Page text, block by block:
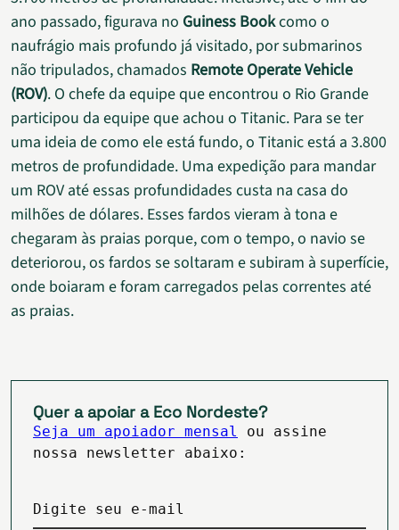
ano passado, figurava no Guiness Bookcomo o
naufrágio mais profundo já visitado, por submarinos
não tripulados, chamados Remote Operate Vehicle
(ROV). O chefe da equipe que encontrou o Rio Grande
participou da equipe que achou o Titanic. Para se ter
uma ideia de como ele está fundo, o Titanic está a 3.800
metros de profundidade. Uma expedição para mandar
um ROV até essas profundidades custa na casa do
milhões de dólares. Esses fardos vieram à tona e
chegaram às praias porque, com o tempo, o navio se
deteriorou, os fardos se soltaram e subiram à superfície,
onde boiaram e foram carregados pelas correntes até
as praias.
Quer a apoiar a Eco Nordeste?
Seja um apoiador mensal
ou assine
nossa newsletter abaixo:
Digite seu e-mail